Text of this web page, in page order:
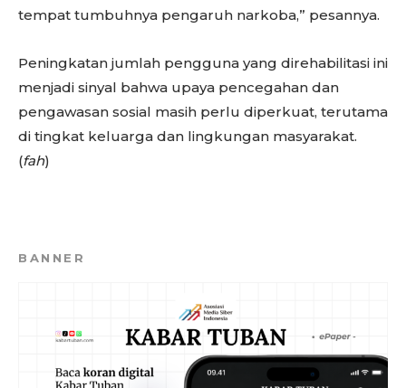
tempat tumbuhnya pengaruh narkoba,” pesannya.
Peningkatan jumlah pengguna yang direhabilitasi ini
menjadi sinyal bahwa upaya pencegahan dan
pengawasan sosial masih perlu diperkuat, terutama
di tingkat keluarga dan lingkungan masyarakat.
(fah)
BANNER